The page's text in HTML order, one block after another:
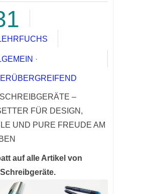
·
–
FÜR DESIGN,
UND PURE FREUDE AM
auf alle Artikel von